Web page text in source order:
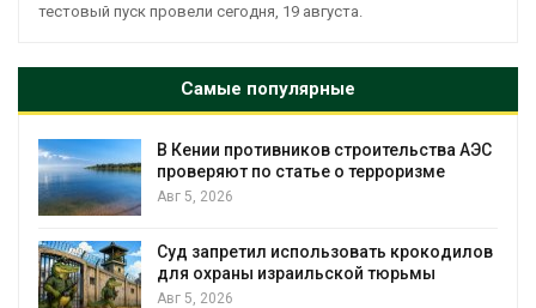
тестовый пуск провели сегодня, 19 августа.
Самые популярные
В Кении противников строительства АЭС
проверяют по статье о терроризме
Авг 5, 2026
Суд запретил использовать крокодилов
для охраны израильской тюрьмы
Авг 5, 2026